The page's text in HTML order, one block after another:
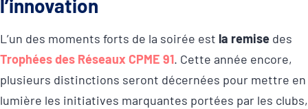
l’innovation
L’un des moments forts de la soirée est la remise des
Trophées des Réseaux CPME 91. Cette année encore,
plusieurs distinctions seront décernées pour mettre en
lumière les initiatives marquantes portées par les clubs,